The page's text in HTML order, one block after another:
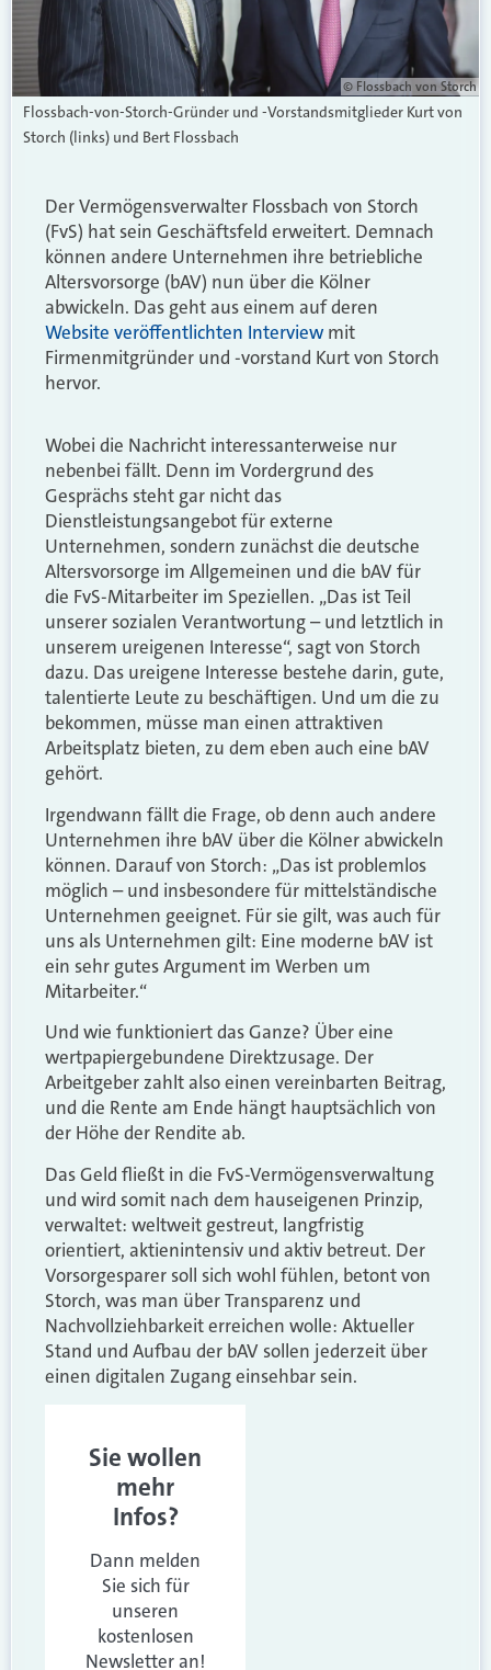
© Flossbach von Storch
Flossbach-von-Storch-Gründer und -Vorstandsmitglieder Kurt von
Storch (links) und Bert Flossbach
Der Vermögensverwalter Flossbach von Storch
(FvS) hat sein Geschäftsfeld erweitert. Demnach
können andere Unternehmen ihre betriebliche
Altersvorsorge (bAV) nun über die Kölner
abwickeln. Das geht aus einem auf deren
Website veröffentlichten Interview mit
Firmenmitgründer und -vorstand Kurt von Storch
hervor.
Wobei die Nachricht interessanterweise nur
nebenbei fällt. Denn im Vordergrund des
Gesprächs steht gar nicht das
Dienstleistungsangebot für externe
Unternehmen, sondern zunächst die deutsche
Altersvorsorge im Allgemeinen und die bAV für
die FvS-Mitarbeiter im Speziellen. „Das ist Teil
unserer sozialen Verantwortung – und letztlich in
unserem ureigenen Interesse“, sagt von Storch
dazu. Das ureigene Interesse bestehe darin, gute,
talentierte Leute zu beschäftigen. Und um die zu
bekommen, müsse man einen attraktiven
Arbeitsplatz bieten, zu dem eben auch eine bAV
gehört.
Irgendwann fällt die Frage, ob denn auch andere
Unternehmen ihre bAV über die Kölner abwickeln
können. Darauf von Storch: „Das ist problemlos
möglich – und insbesondere für mittelständische
Unternehmen geeignet. Für sie gilt, was auch für
uns als Unternehmen gilt: Eine moderne bAV ist
ein sehr gutes Argument im Werben um
Mitarbeiter.“
Und wie funktioniert das Ganze? Über eine
wertpapiergebundene Direktzusage. Der
Arbeitgeber zahlt also einen vereinbarten Beitrag,
und die Rente am Ende hängt hauptsächlich von
der Höhe der Rendite ab.
Das Geld fließt in die FvS-Vermögensverwaltung
und wird somit nach dem hauseigenen Prinzip,
verwaltet: weltweit gestreut, langfristig
orientiert, aktienintensiv und aktiv betreut. Der
Vorsorgesparer soll sich wohl fühlen, betont von
Storch, was man über Transparenz und
Nachvollziehbarkeit erreichen wolle: Aktueller
Stand und Aufbau der bAV sollen jederzeit über
einen digitalen Zugang einsehbar sein.
Sie wollen
mehr
Infos?
Dann melden
Sie sich für
unseren
kostenlosen
Newsletter an!